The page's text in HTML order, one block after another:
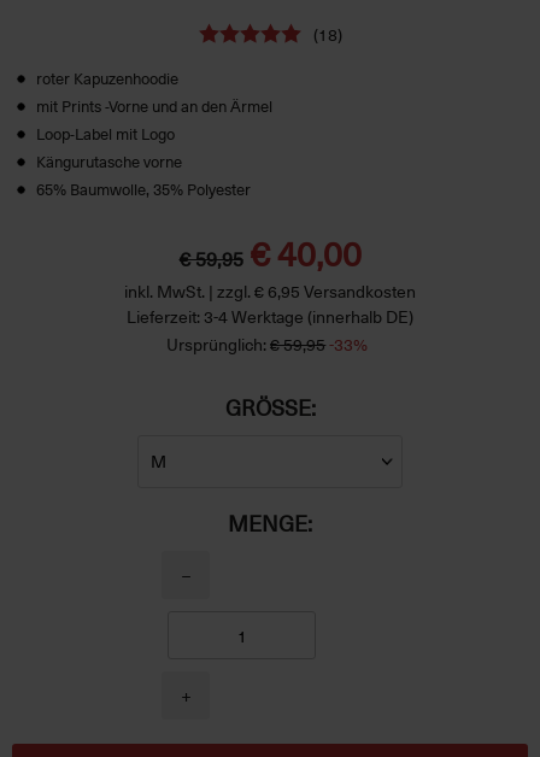
(18)
roter Kapuzenhoodie
mit Prints -Vorne und an den Ärmel
Loop-Label mit Logo
Kängurutasche vorne
65% Baumwolle, 35% Polyester
€ 59,95 € 40,00
inkl. MwSt. | zzgl. € 6,95 Versandkosten
Lieferzeit: 3-4 Werktage (innerhalb DE)
Ursprünglich: € 59,95-33%
GRÖSSE:
MENGE:
−
+